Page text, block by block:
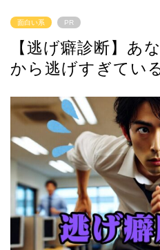
面白い系 PR
【逃げ癖診断】あ
から逃げすぎてい